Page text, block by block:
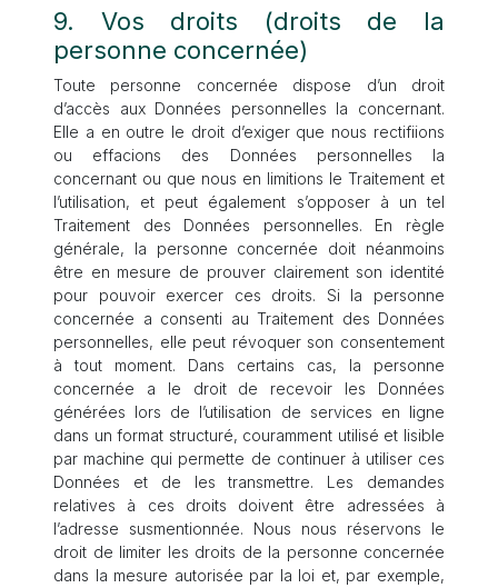
9. Vos droits (droits de la
personne concernée)
Toute personne concernée dispose d’un droit
d’accès aux Données personnelles la concernant.
Elle a en outre le droit d’exiger que nous rectifiions
ou effacions des Données personnelles la
concernant ou que nous en limitions le Traitement et
l’utilisation, et peut également s’opposer à un tel
Traitement des Données personnelles. En règle
générale, la personne concernée doit néanmoins
être en mesure de prouver clairement son identité
pour pouvoir exercer ces droits. Si la personne
concernée a consenti au Traitement des Données
personnelles, elle peut révoquer son consentement
à tout moment. Dans certains cas, la personne
concernée a le droit de recevoir les Données
générées lors de l’utilisation de services en ligne
dans un format structuré, couramment utilisé et lisible
par machine qui permette de continuer à utiliser ces
Données et de les transmettre. Les demandes
relatives à ces droits doivent être adressées à
l’adresse susmentionnée. Nous nous réservons le
droit de limiter les droits de la personne concernée
dans la mesure autorisée par la loi et, par exemple,